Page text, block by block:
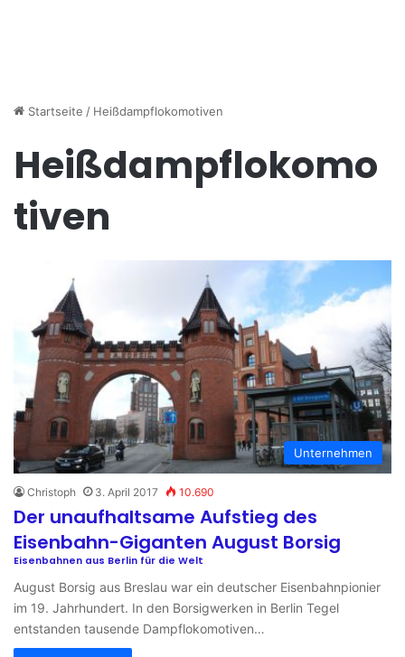
Startseite / Heißdampflokomotiven
Heißdampflokomo
tiven
Unternehmen
Christoph 3. April 2017 10.690
Der unaufhaltsame Aufstieg des
Eisenbahn-Giganten August Borsig
Eisenbahnen aus Berlin für die Welt
August Borsig aus Breslau war ein deutscher Eisenbahnpionier
im 19. Jahrhundert. In den Borsigwerken in Berlin Tegel
entstanden tausende Dampflokomotiven…